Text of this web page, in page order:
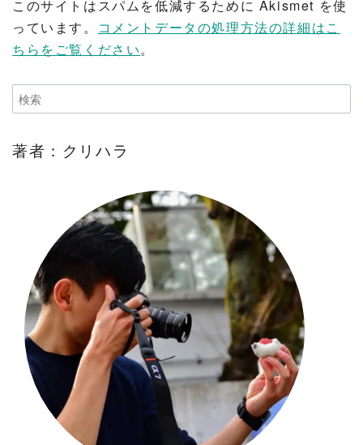
このサイトはスパムを低減するために Akismet を使
っています。
コメントデータの処理方法の詳細はこ
ちらをご覧ください。
著者：クリハラ